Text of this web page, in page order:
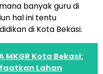
banyak guru di
hal ini tentu
di Kota Bekasi.
MKGR Kota Bekasi:
Lahan